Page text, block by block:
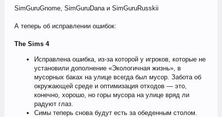
SimGuruGnome, SimGuruDana и SimGuruRusskii
А теперь об исправлении ошибок:
The Sims 4
Исправлена ошибка, из-за которой у игроков, которые не
установили дополнение «Экологичная жизнь», в
мусорных баках на улице всегда был мусор. Забота об
окружающей среде и оптимизация отходов — это,
конечно, хорошо, но горы мусора на улице вряд ли
радуют глаз.
Симы теперь снова будут есть за обеденным столом.